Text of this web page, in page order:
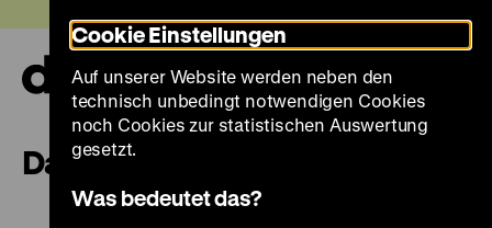
zum
Seiteninhalt
springen
Daten und Fakten
Cookie Einstellungen
Auf unserer Website werden neben den
technisch unbedingt notwendigen Cookies
noch Cookies zur statistischen Auswertung
gesetzt.
Was bedeutet das?